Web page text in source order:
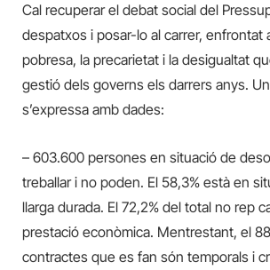
Cal recuperar el debat social del
despatxos i posar-lo al carrer, enfrontat
pobresa, la precarietat i la desigualtat
gestió dels governs els darrers anys.
s’expressa amb dades:
– 603.600 persones en situació de
treballar i no poden. El 58,3% està en
llarga durada. El 72,2% del total no rep
prestació econòmica. Mentrestant, el
contractes que es fan són temporals i